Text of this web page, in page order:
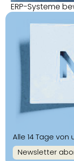
ERP-Systeme
Alle 14 Tage von
Newsletter